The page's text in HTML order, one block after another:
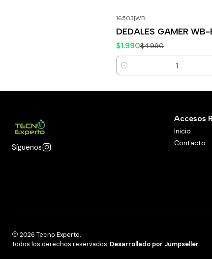
16503|WB
DEDALES GAMER
$1.990$4.990
Cantidad
Síguenos
Accesos
Inicio
Contacto
2026 Tecno Experto.
Todos los derechos reservados. Desarrollado por Jumpseller.